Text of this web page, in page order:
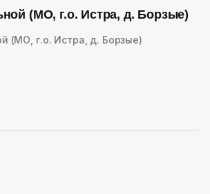
(МО, г.о. Истра, д. Борзые)
(МО, г.о. Истра, д. Борзые)